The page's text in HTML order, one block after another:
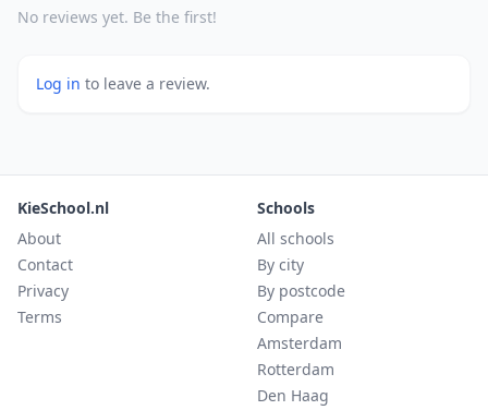
No reviews yet. Be the first!
Log in to leave a review.
KieSchool.nl
About
Contact
Privacy
Terms
Schools
All schools
By city
By postcode
Compare
Amsterdam
Rotterdam
Den Haag